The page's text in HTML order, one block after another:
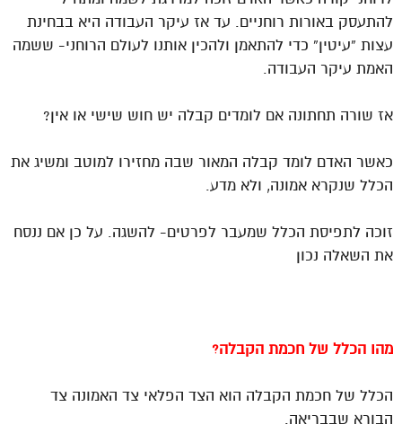
להתעסק באורות רוחניים. עד אז עיקר העבודה היא בבחינת
עצות “עיטין” כדי להתאמן ולהכין אותנו לעולם הרוחני- ששמה
האמת עיקר העבודה.
אז שורה תחתונה אם לומדים קבלה יש חוש שישי או אין?
כאשר האדם לומד קבלה המאור שבה מחזירו למוטב ומשיג את
הכלל שנקרא אמונה, ולא מדע.
זוכה לתפיסת הכלל שמעבר לפרטים- להשגה. על כן אם ננסח
את השאלה נכון
מהו הכלל של חכמת הקבלה?
הכלל של חכמת הקבלה הוא הצד הפלאי צד האמונה צד
הבורא שבבריאה.